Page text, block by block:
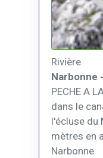
Rivière
Narbonne
PECHE A
dans le
l'écluse du
mètres en
Narbonne